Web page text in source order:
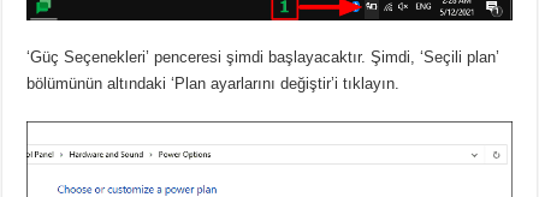
‘Güç Seçenekleri’ penceresi şimdi başlayacaktır. Şimdi, ‘Seçili plan’
bölümünün altındaki ‘Plan ayarlarını değiştir’i tıklayın.